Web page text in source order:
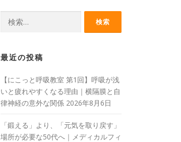
最近の投稿
【にこっと呼吸教室 第1回】呼吸が浅
いと疲れやすくなる理由｜横隔膜と自
律神経の意外な関係 2026年8月6日
「鍛える」より、「元気を取り戻す」
場所が必要な50代へ｜メディカルフィ